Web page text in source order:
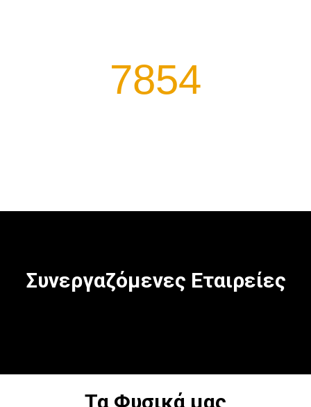
7854
Συνεργαζόμενες Εταιρείες
Τα Φυσικά μας